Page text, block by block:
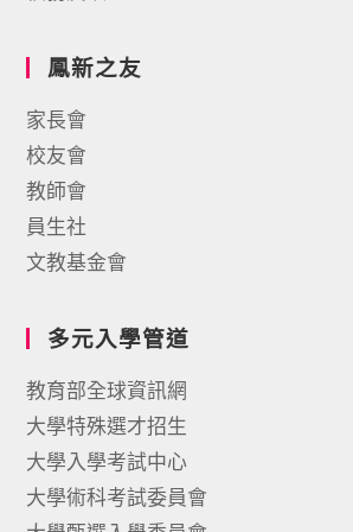
鳳新之友
家長會
校友會
教師會
員生社
文教基金會
多元入學管道
教育部全球資訊網
大學特殊選才招生
大學入學考試中心
大學術科考試委員會